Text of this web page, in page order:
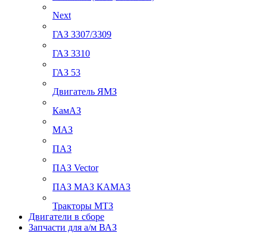
Next
ГАЗ 3307/3309
ГАЗ 3310
ГАЗ 53
Двигатель ЯМЗ
КамАЗ
МАЗ
ПАЗ
ПАЗ Vector
ПАЗ МАЗ КАМАЗ
Тракторы МТЗ
Двигатели в сборе
Запчасти для а/м ВАЗ